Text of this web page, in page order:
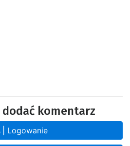
komentarz
| Logowanie